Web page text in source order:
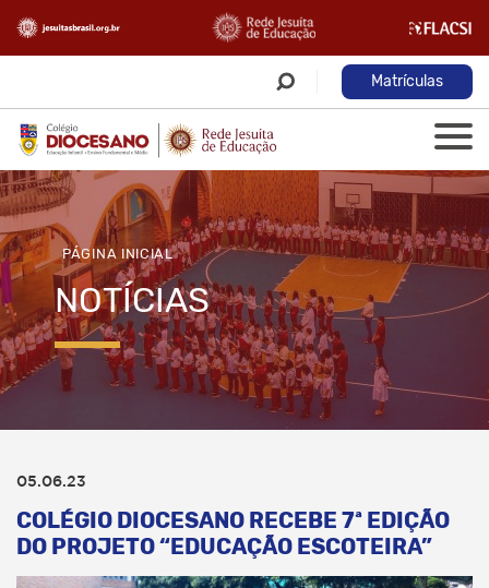
Matrículas
PÁGINA INICIAL
NOTÍCIAS
05.06.23
COLÉGIO DIOCESANO RECEBE 7ª EDIÇÃO
DO PROJETO “EDUCAÇÃO ESCOTEIRA”